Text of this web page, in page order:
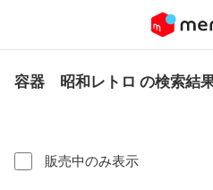
容器 昭和レトロ の検索結
販売中のみ表示